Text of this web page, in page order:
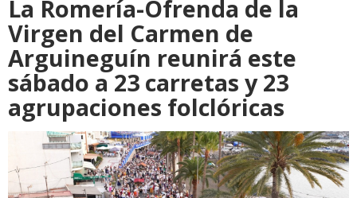
La Romería-Ofrenda de la
Virgen del Carmen de
Arguineguín reunirá este
sábado a 23 carretas y 23
agrupaciones folclóricas